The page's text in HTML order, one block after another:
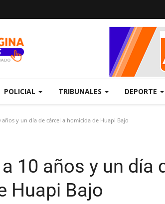
POLICIAL TRIBUNALES DEPORTE
años y un día de cárcel a homicida de Huapi Bajo
10 años y un día
Huapi Bajo